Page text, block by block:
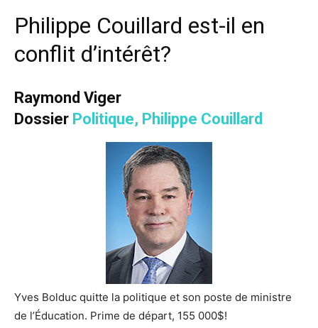
Philippe Couillard est-il en
conflit d’intérêt?
Raymond Viger
Dossier Politique, Philippe Couillard
Yves Bolduc quitte la politique et son poste de ministre
de l’Éducation. Prime de départ, 155 000$!